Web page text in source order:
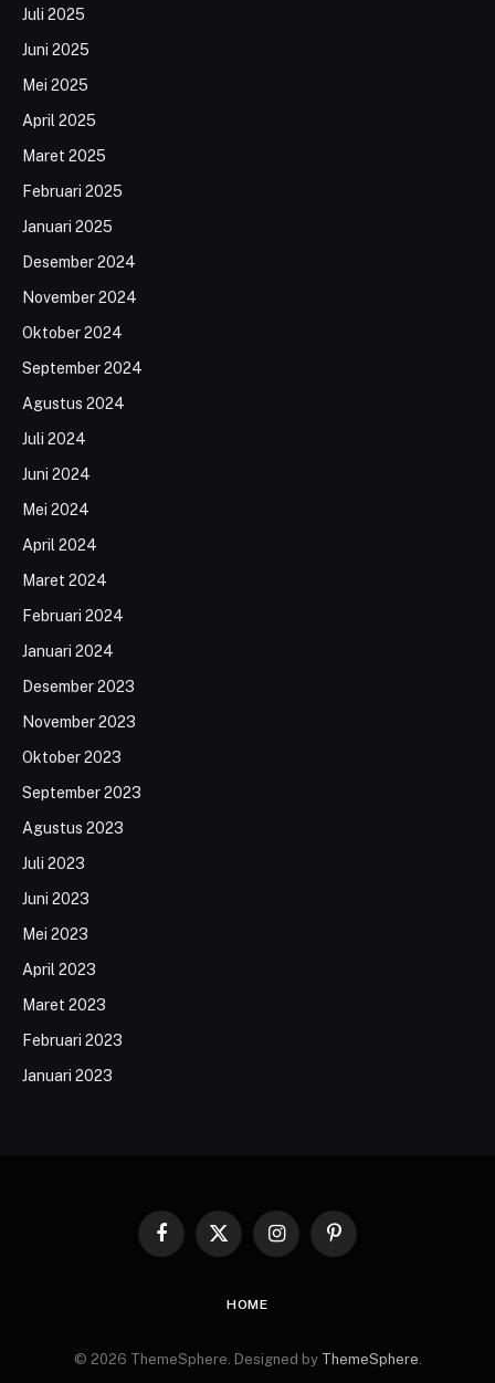
Juli 2025
Juni 2025
Mei 2025
April 2025
Maret 2025
Februari 2025
Januari 2025
Desember 2024
November 2024
Oktober 2024
September 2024
Agustus 2024
Juli 2024
Juni 2024
Mei 2024
April 2024
Maret 2024
Februari 2024
Januari 2024
Desember 2023
November 2023
Oktober 2023
September 2023
Agustus 2023
Juli 2023
Juni 2023
Mei 2023
April 2023
Maret 2023
Februari 2023
Januari 2023
Facebook
X
InstagramPinterest
HOME
© 2026 ThemeSphere. Designed by ThemeSphere.